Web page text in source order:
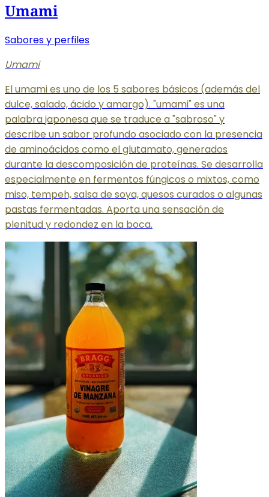
Umami
Sabores y perfiles
Umami
El umami es uno de los 5 sabores básicos (además del
dulce, salado, ácido y amargo). "umami" es una
palabra japonesa que se traduce a "sabroso" y
describe un sabor profundo asociado con la presencia
de aminoácidos como el glutamato, generados
durante la descomposición de proteínas. Se desarrolla
especialmente en fermentos fúngicos o mixtos, como
miso, tempeh, salsa de soya, quesos curados o algunas
pastas fermentadas. Aporta una sensación de
plenitud y redondez en la boca.